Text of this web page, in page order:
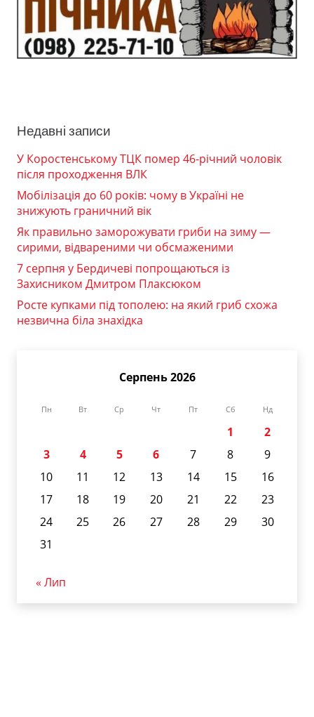
Недавні записи
У Коростенському ТЦК помер 46-річний чоловік
після проходження ВЛК
Мобілізація до 60 років: чому в Україні не
знижують граничний вік
Як правильно заморожувати гриби на зиму —
сирими, відвареними чи обсмаженими
7 серпня у Бердичеві попрощаються із
Захисником Дмитром Плаксюком
Росте купками під тополею: на який гриб схожа
незвична біла знахідка
Серпень 2026
Пн Вт Ср Чт Пт Сб Нд
1
2
3
4 5 6 7 8
9
10
11 12 13 14 15
16
17
18 19 20 21 22
23
24
25 26 27 28 29
30
31
« Лип